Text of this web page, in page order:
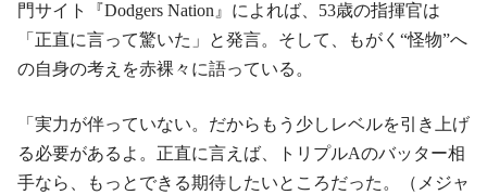
門サイト『Dodgers Nation』によれば、53歳の指揮官は
「正直に言って驚いた」と発言。そして、もがく“怪物”へ
の自身の考えを赤裸々に語っている。
「実力が伴っていない。だからもう少しレベルを引き上げ
る必要があるよ。正直に言えば、トリプルAのバッター相
手なら、もっとできる期待したいところだった。（メジャ